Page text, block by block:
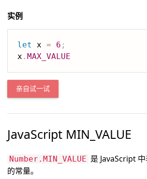
实例
let x = 6 ;
x . MAX_VALUE
亲自试一试
JavaScript MIN_VALUE
Number.MIN_VALUE 是 JavaScript
的常量。